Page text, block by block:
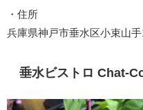
・住所
兵庫県神戸市垂水区小束山手
垂水ビストロ Chat-